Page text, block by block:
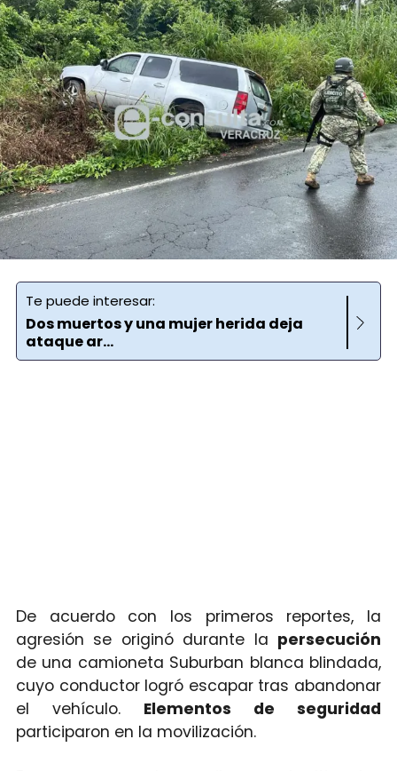
Te puede interesar:
Dos muertos y una mujer herida deja
ataque ar...
De acuerdo con los primeros reportes, la
agresión se originó durante la persecución
de una camioneta Suburban blanca blindada,
cuyo conductor logró escapar tras abandonar
el vehículo. Elementos de seguridad
participaron en la movilización.